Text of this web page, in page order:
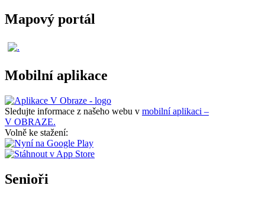
Mapový portál
Mobilní aplikace
Sledujte informace z našeho webu v mobilní aplikaci –
V OBRAZE.
Volně ke stažení:
Senioři